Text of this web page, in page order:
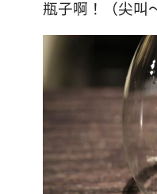
瓶子啊！（尖叫